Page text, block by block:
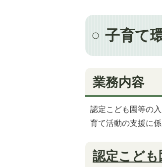
子育て
業務内容
認定こども園等の
育て活動の支援に
認定こども